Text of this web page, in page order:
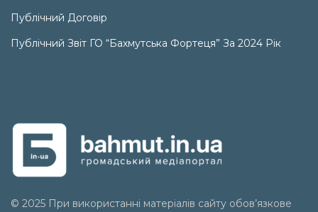
Публічний Договір
Публічний Звіт ГО “Бахмутська Фортеця” За 2024 Рік
© 2025 При використанні матеріалів сайту обов’язкове